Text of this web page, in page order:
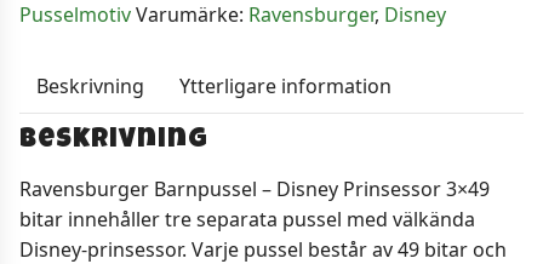
PusselmotivVarumärke: Ravensburger, Disney
Beskrivning Ytterligare information
Beskrivning
Ravensburger Barnpussel – Disney Prinsessor 3×49
bitar innehåller tre separata pussel med välkända
Disney-prinsessor. Varje pussel består av 49 bitar och